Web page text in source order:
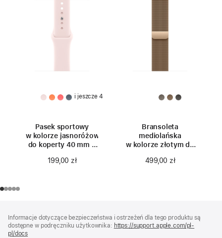
i jeszcze 4
Pasek sportowy
w kolorze jasnoróżowym
do koperty 40 mm –
199,00 zł
Bransoleta
mediolańska
w kolorze złotym do
499,00 zł
Informacje dotyczące bezpieczeństwa i ostrzeżeń dla tego produktu są
dostępne w podręczniku użytkownika: https://support.apple.com/pl-
pl/docs